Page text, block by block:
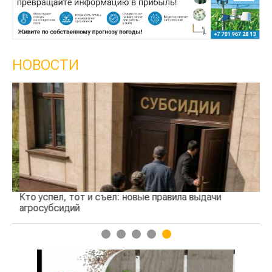
НОВОСТИ
Кто успел, тот и съел: новые правила выдачи
агросубсидий
1 2 3 4 5